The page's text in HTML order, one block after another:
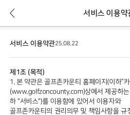
서비스 이용약
뒤
로
가
용
상
세
서비스 이용약관25.08.22
제1조 (목적)
1. 본 약관은 골프존카운티 홈페이지(이하”
(www.golfzoncounty.com)상에서 제공하는
하 "서비스")를 이용함에 있어서 이용자와
골프존카운티의 권리의무 및 책임사항을 규